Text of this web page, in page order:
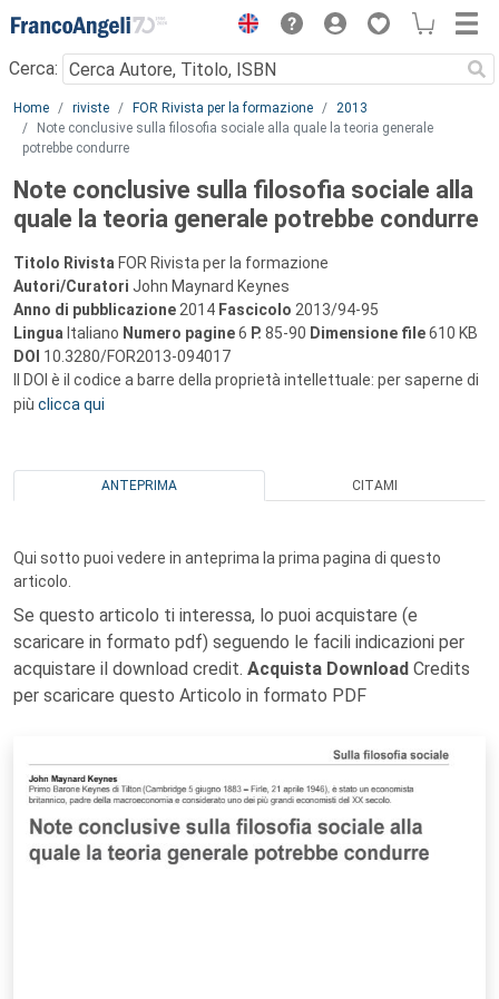
Menu
Cerca:
Main content
Home riviste FOR Rivista per la formazione
2013
Note conclusive sulla filosofia sociale alla quale la teoria generale
potrebbe condurre
Note conclusive sulla filosofia sociale alla
quale la teoria generale potrebbe condurre
Titolo Rivista FOR Rivista per la formazione
Autori/Curatori John Maynard Keynes
Anno di pubblicazione 2014 Fascicolo 2013/94-95
Lingua Italiano Numero pagine6 P. 85-90 Dimensione file610 KB
DOI 10.3280/FOR2013-094017
Il DOI è il codice a barre della proprietà intellettuale: per saperne di
più clicca qui
ANTEPRIMA CITAMI
Qui sotto puoi vedere in anteprima la prima pagina di questo
articolo.
Se questo articolo ti interessa, lo puoi acquistare (e
scaricare in formato pdf) seguendo le facili indicazioni per
acquistare il download credit. Acquista Download Credits
per scaricare questo Articolo in formato PDF